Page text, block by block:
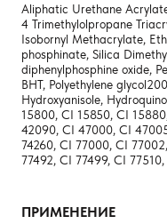
Aliphatic Urethane
4 Trimethylolpropane
Isobornyl Methacrylate,
phosphinate, Silica
diphenylphosphine oxide,
BHT, Polyethylene
Hydroxyanisole,
15800, CI 15850, CI
42090, CI 47000, CI
74260, CI 77000, CI
77492, CI 77499, CI
ПРИМЕНЕНИЕ